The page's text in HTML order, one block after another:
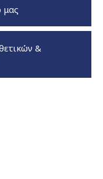
μας
&